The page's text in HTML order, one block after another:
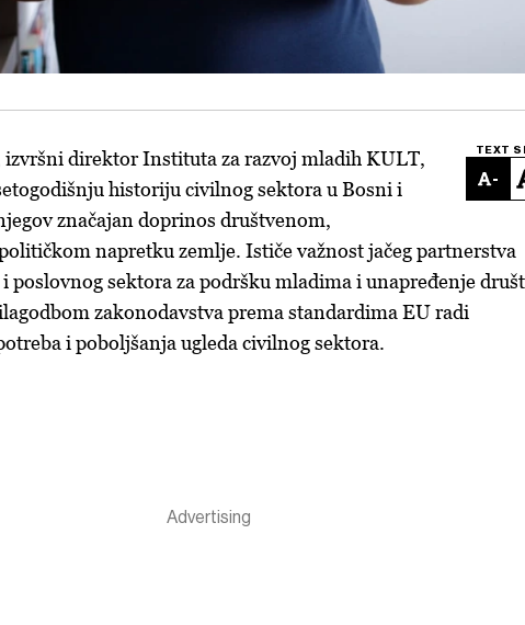
TEXT
-
izvršni direktor Instituta za razvoj mladih KULT,
historiju civilnog sektora u Bosni i
značajan doprinos društvenom,
napretku zemlje. Ističe važnost jačeg partnerstva
poslovnog sektora za podršku mladima i unapređenje
zakonodavstva prema standardima EU radi
i poboljšanja ugleda civilnog sektora.